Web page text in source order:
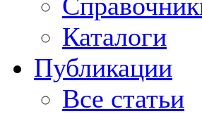
Каталоги
Публикации
Все статьи